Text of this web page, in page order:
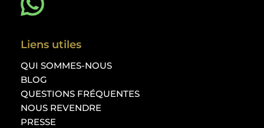
Liens utiles
QUI SOMMES-NOUS
BLOG
QUESTIONS FRÉQUENTES
NOUS REVENDRE
PRESSE